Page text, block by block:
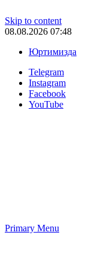
Skip to content
08.08.2026 07:48
Юртимизда
Telegram
Instagram
Facebook
YouTube
Primary Menu